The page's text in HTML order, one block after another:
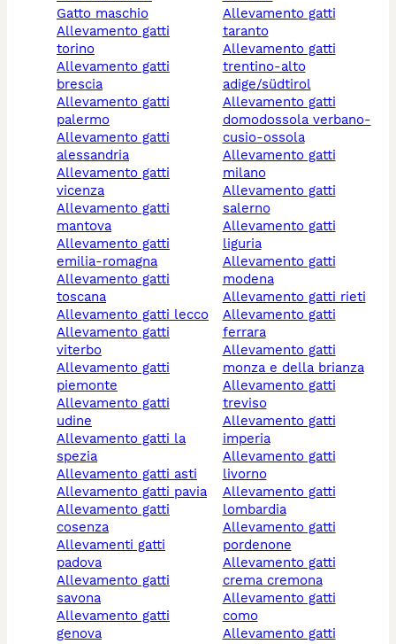
gatto maschio
allevamento gatti
torino
allevamento gatti
brescia
allevamento gatti
palermo
allevamento gatti
alessandria
allevamento gatti
vicenza
allevamento gatti
mantova
allevamento gatti
emilia-romagna
allevamento gatti
toscana
allevamento gatti lecco
allevamento gatti
viterbo
allevamento gatti
piemonte
allevamento gatti
udine
allevamento gatti la
spezia
allevamento gatti asti
allevamento gatti pavia
allevamento gatti
cosenza
allevamenti gatti
padova
allevamento gatti
savona
allevamento gatti
genova
allevamento gatti
taranto
allevamento gatti
trentino-alto
adige/südtirol
allevamento gatti
domodossola verbano-
cusio-ossola
allevamento gatti
milano
allevamento gatti
salerno
allevamento gatti
liguria
allevamento gatti
modena
allevamento gatti rieti
allevamento gatti
ferrara
allevamento gatti
monza e della brianza
allevamento gatti
treviso
allevamento gatti
imperia
allevamento gatti
livorno
allevamento gatti
lombardia
allevamento gatti
pordenone
allevamento gatti
crema cremona
allevamento gatti
como
allevamento gatti